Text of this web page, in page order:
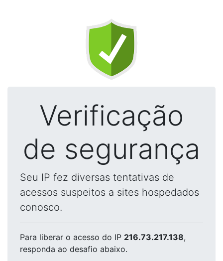
Verificação
de segurança
Seu IP fez diversas tentativas de
acessos suspeitos a sites hospedados
conosco.
Para liberar o acesso do IP 216.73.217.138,
responda ao desafio abaixo.